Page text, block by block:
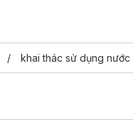
khai thác sử dụng nước